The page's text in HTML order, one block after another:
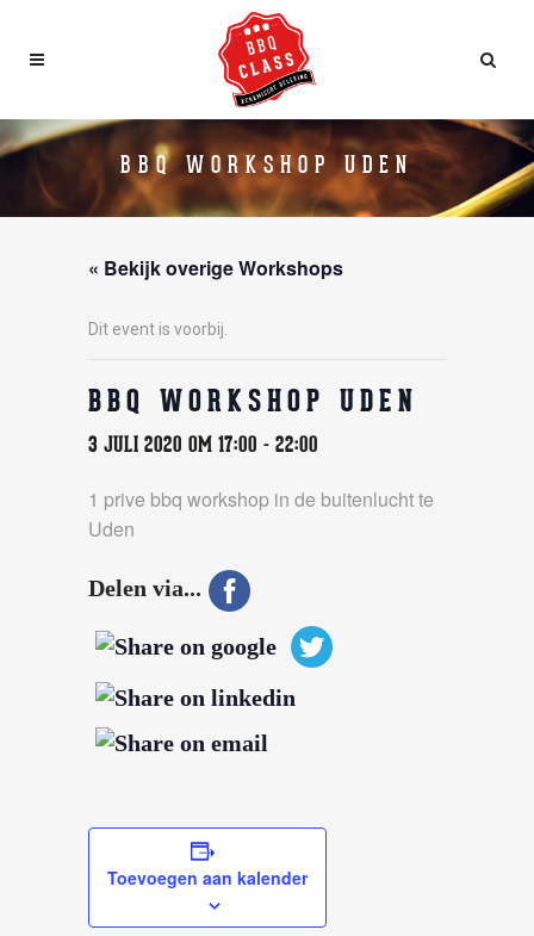
BBQ WORKSHOP UDEN
« Bekijk overige Workshops
Dit event is voorbij.
BBQ WORKSHOP UDEN
3 JULI 2020 OM 17:00 - 22:00
1 prive bbq workshop in de buitenlucht te
Uden
Delen via...
Toevoegen aan kalender